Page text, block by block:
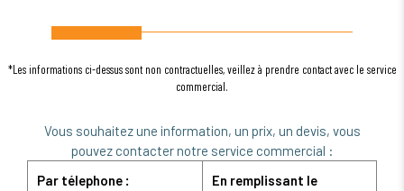
*Les informations ci-dessus sont non contractuelles, veillez à prendre contact avec le service
commercial.
Vous souhaitez une information, un prix, un devis, vous
pouvez contacter notre service commercial :
Par télephone :
En remplissant le